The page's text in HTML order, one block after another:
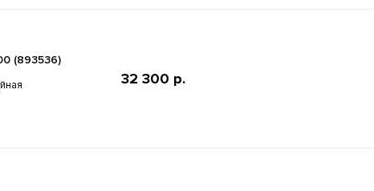
(893536)
32 300 р.